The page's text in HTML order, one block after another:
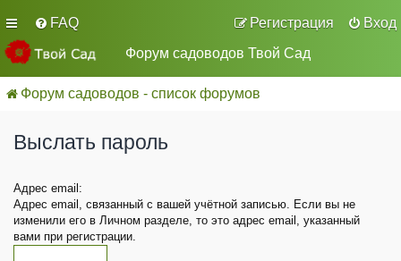
FAQ Вход
Регистрация
Форум садоводов Твой Сад
Форум садоводов - список форумов
Выслать пароль
Адрес email:
Адрес email, связанный с вашей учётной записью. Если вы не
изменили его в Личном разделе, то это адрес email, указанный
вами при регистрации.